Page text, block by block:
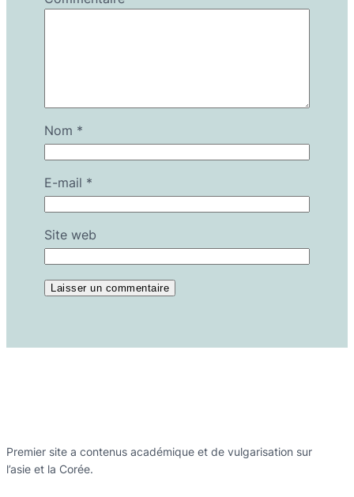
Nom *
E-mail *
Site web
Premier site a contenus académique et de vulgarisation sur
l’asie et la Corée.